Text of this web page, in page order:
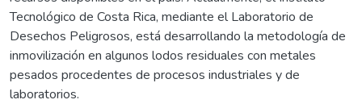
Tecnológico de Costa Rica, mediante el Laboratorio de
Desechos Peligrosos, está desarrollando la metodología de
inmovilización en algunos lodos residuales con metales
pesados procedentes de procesos industriales y de
laboratorios.